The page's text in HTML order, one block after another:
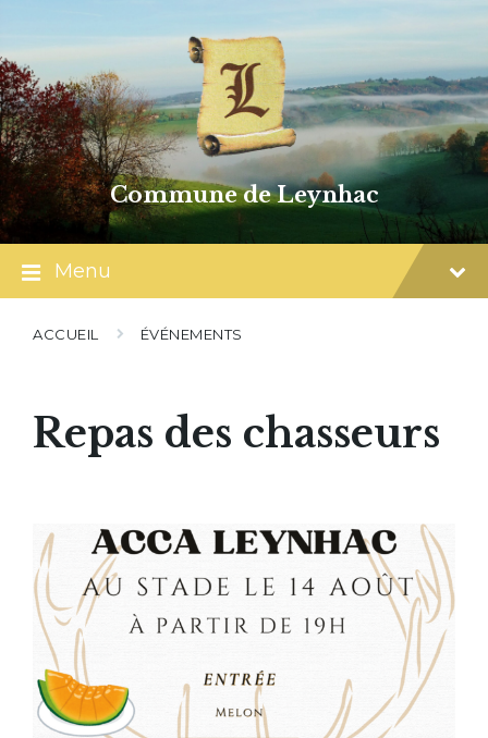
content
main
navigation
footer
Commune de Leynhac
Menu
ACCUEIL ÉVÉNEMENTS
Repas des chasseurs